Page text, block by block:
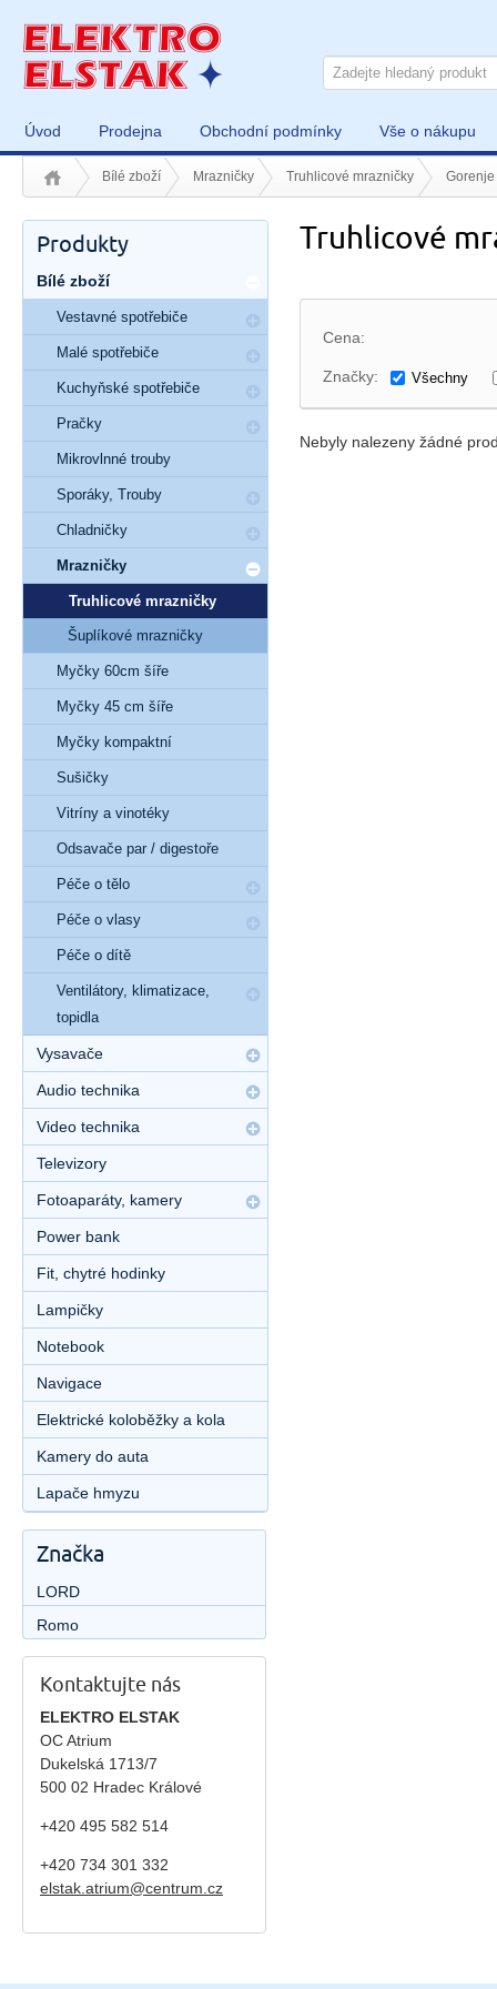
Úvod Prodejna Obchodní podmínky Vše o nákupu
Bílé zboží Mrazničky Truhlicové mrazničky Gorenje
Truhlicové
Cena:
Značky: Všechny
Nebyly nalezeny žádné
Produkty
Bílé zboží
Vestavné spotřebiče
Malé spotřebiče
Kuchyňské spotřebiče
Pračky
Mikrovlnné trouby
Sporáky, Trouby
Chladničky
Mrazničky
Truhlicové mrazničky
Šuplíkové mrazničky
Myčky 60cm šíře
Myčky 45 cm šíře
Myčky kompaktní
Sušičky
Vitríny a vinotéky
Odsavače par / digestoře
Péče o tělo
Péče o vlasy
Péče o dítě
Ventilátory, klimatizace,
topidla
Vysavače
Audio technika
Video technika
Televizory
Fotoaparáty, kamery
Power bank
Fit, chytré hodinky
Lampičky
Notebook
Navigace
Elektrické koloběžky a kola
Kamery do auta
Lapače hmyzu
Značka
LORD
Romo
Kontaktujte nás
ELEKTRO ELSTAK
OC Atrium
Dukelská 1713/7
500 02 Hradec Králové
+420 495 582 514
+420 734 301 332
elstak.atrium@centrum.cz